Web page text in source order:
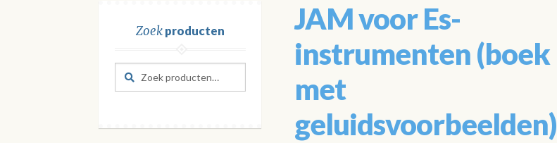
JAM voor Es-
instrumenten (boek
met
geluidsvoorbeelden)
Zoekproducten
Zoeken
naar:
Zoeken